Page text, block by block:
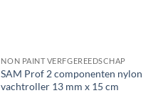
NON PAINT VERFGEREEDSCHAP
SAM Prof 2 componenten nylon
vachtroller 13 mm x 15 cm